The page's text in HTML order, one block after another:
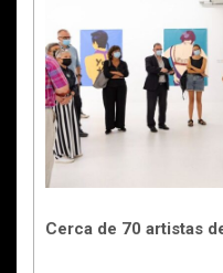
Cerca de 70 artistas